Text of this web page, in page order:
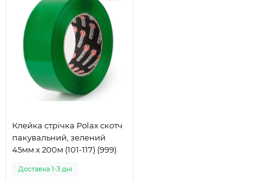
Клейка стрічка Polax скотч
пакувальний, зелений
45мм х 200м (101-117) (999)
Доставка 1-3 дні